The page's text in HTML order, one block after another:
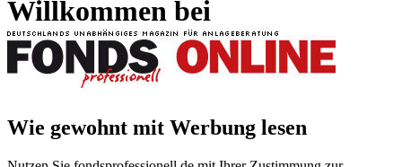
Willkommen bei
Wie gewohnt mit Werbung lesen